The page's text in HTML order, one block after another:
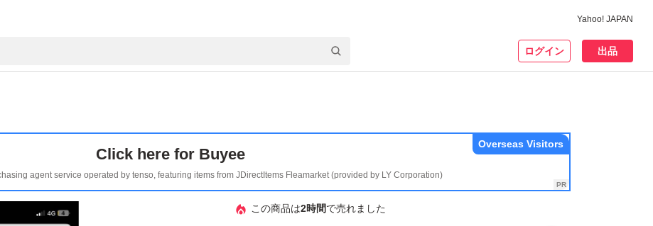
Yahoo! JAPAN
ログイン 出品
Click here for Buyee
agent service operated by tenso, featuring items from JDirectItems Fleamarket (provided by LY Corporation)
Overseas Visitors
この商品は2時間で売れました